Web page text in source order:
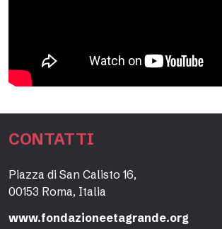
CONTATTI
Piazza di San Calisto 16,
00153 Roma, Italia
www.fondazioneetagrande.org